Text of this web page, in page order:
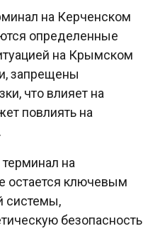
на Керченском
определенные
на Крымском
запрещены
что влияет на
повлиять на
на
остается ключевым
системы,
безопасность